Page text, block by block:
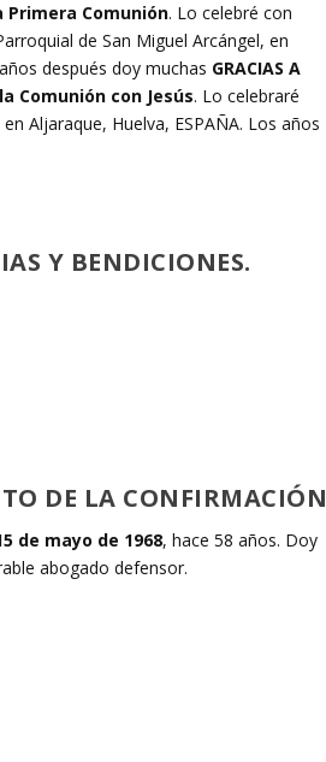
Primera Comunión. Lo celebré con
de San Miguel Arcángel, en
después doy muchas GRACIAS A
Comunión con Jesús. Lo celebraré
Aljaraque, Huelva, ESPAÑA. Los años
Y BENDICIONES.
DE LA CONFIRMACIÓN
de mayo de 1968, hace 58 años. Doy
abogado defensor.